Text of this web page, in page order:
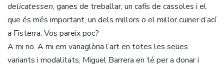
delicatessen, ganes de treballar, un cafís de cassoles i el
que és més important, un dels millors o el millor cuiner d’ací
a Fisterra. Vos pareix poc?
A mi no. A mi em vanaglòria l’art en totes les seues
variants i modalitats, Miguel Barrera en té per a donar i